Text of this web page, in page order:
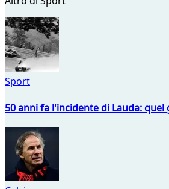
Sport
50 anni fa l'incidente di Lauda: